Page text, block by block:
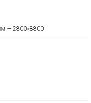
— 2800×8800